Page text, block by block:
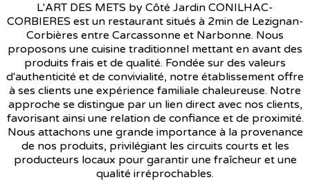
L'ART DES METS by Côté Jardin CONILHAC-
CORBIERES est un restaurant situés à 2min de Lezignan-
Corbières entre Carcassonne et Narbonne. Nous
proposons une cuisine traditionnel mettant en avant des
produits frais et de qualité. Fondée sur des valeurs
d'authenticité et de convivialité, notre établissement offre
à ses clients une expérience familiale chaleureuse. Notre
approche se distingue par un lien direct avec nos clients,
favorisant ainsi une relation de confiance et de proximité.
Nous attachons une grande importance à la provenance
de nos produits, privilégiant les circuits courts et les
producteurs locaux pour garantir une fraîcheur et une
qualité irréprochables.